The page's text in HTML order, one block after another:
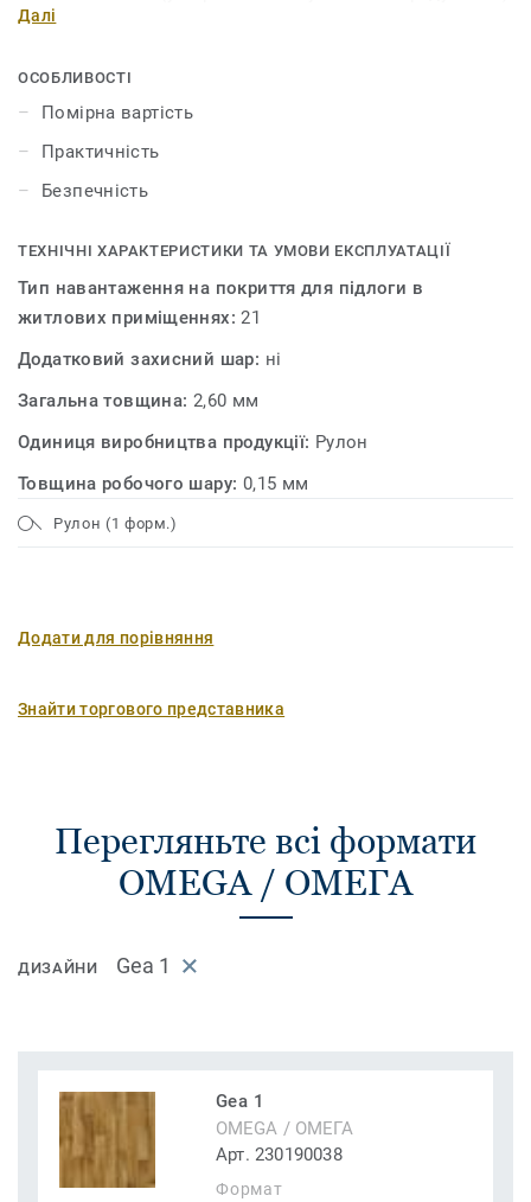
і виготовляється лише шириною 2 метри. Створена за
лінолеуму «ОМЕГА» приваблює низькою вартістю і
неймовірним розмаїттям кольорів і забарвлень.
Далі
ОСОБЛИВОСТІ
Помірна вартість
Практичність
Безпечність
ТЕХНІЧНІ ХАРАКТЕРИСТИКИ ТА УМОВИ ЕКСПЛУАТАЦІЇ
Тип навантаження на покриття для підлоги в
житлових приміщеннях:21
Додатковий захисний шар: ні
Загальна товщина: 2,60 мм
Одиниця виробництва продукції: Рулон
Товщина робочого шару: 0,15 мм
Рулон (1 форм.)
Додати для порівняння
Знайти торгового представника
Перегляньте всі формати
OMEGA / ОМЕГА
ДИЗАЙНИ Gea 1
Gea 1
OMEGA / ОМЕГА
Арт. 230190038
Формат